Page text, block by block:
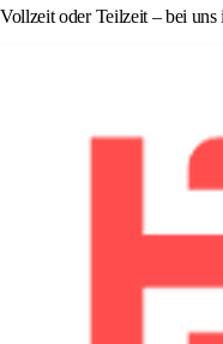
Vollzeit oder Teilzeit – bei